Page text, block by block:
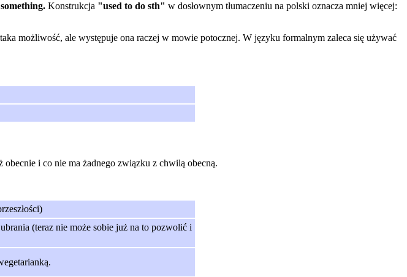
Konstrukcja "used to do sth" w dosłownym tłumaczeniu na polski oznacza mniej więcej:
możliwość, ale występuje ona raczej w mowie potocznej. W języku formalnym zaleca się używać
i co nie ma żadnego związku z chwilą obecną.
(teraz nie może sobie już na to pozwolić i